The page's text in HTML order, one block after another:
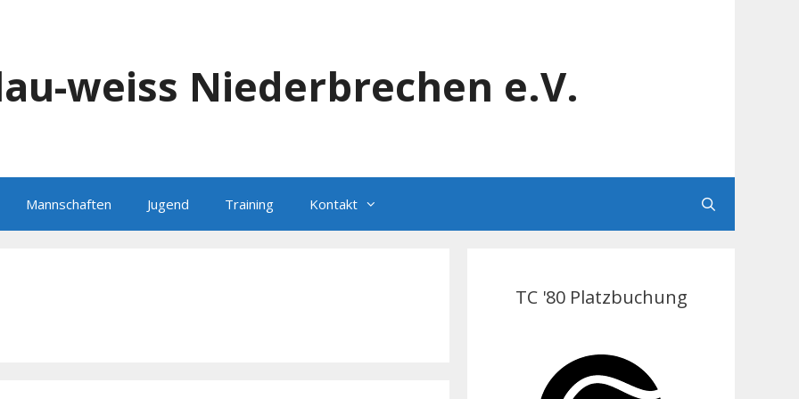
weiss Niederbrechen e.V.
Mannschaften Jugend Training Kontakt
TC '80 Platzbuchung